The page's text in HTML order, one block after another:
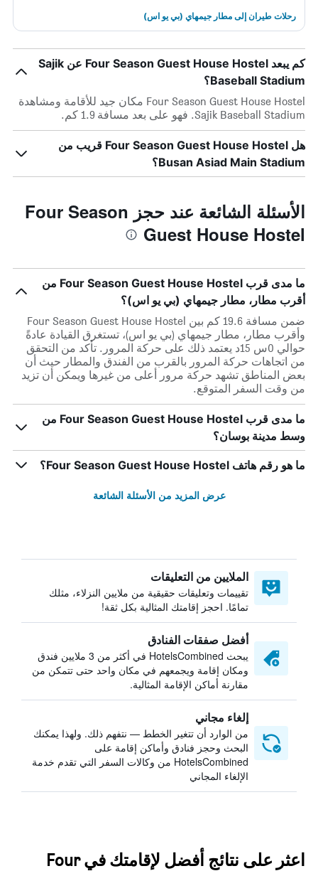
رحلات طيران إلى مطار جيمهاي (بي يو اس)
كم يبعد Four Season Guest House Hostel عن Sajik
Baseball Stadium؟
Four Season Guest House Hostel مكان جيد للأقامة ومشاهدة
Sajik Baseball Stadium. فهو على بعد مسافة 1.9 كم.
هل Four Season Guest House Hostel قريب من
Busan Asiad Main Stadium؟
الأسئلة الشائعة عند حجز Four Season
Guest House Hostel
ما مدى قرب Four Season Guest House Hostel من
أقرب مطار، مطار جيمهاي (بي يو اس)؟
ضمن مسافة 19.6 كم بين Four Season Guest House Hostel
وأقرب مطار، مطار جيمهاي (بي يو اس)، تستغرق القيادة عادةً
حوالي 0س 15د يعتمد ذلك على حركة المرور. تأكد من التحقق
من اتجاهات حركة المرور بالقرب من الفندق والمطار حيث أن
بعض المناطق تشهد حركة مرور أعلى من غيرها ويمكن أن تزيد
من وقت السفر المتوقع.
ما مدى قرب Four Season Guest House Hostel من
وسط مدينة بوسان؟
ما هو رقم هاتف Four Season Guest House Hostel؟
عرض المزيد من الأسئلة الشائعة
الملايين من التعليقات
تقييمات وتعليقات حقيقية من ملايين النزلاء، مثلك
تمامًا. احجز إقامتك المثالية بكل ثقة!
أفضل صفقات الفنادق
يبحث HotelsCombined في أكثر من 3 ملايين فندق
ومكان إقامة ويجمعهم في مكان واحد حتى تتمكن من
مقارنة أماكن الإقامة المثالية.
إلغاء مجاني
من الوارد أن تتغير الخطط — نتفهم ذلك. ولهذا يمكنك
البحث وحجز فنادق وأماكن إقامة على
HotelsCombined من وكالات السفر التي تقدم خدمة
الإلغاء المجاني
اعثر على نتائج أفضل لإقامتك في Four